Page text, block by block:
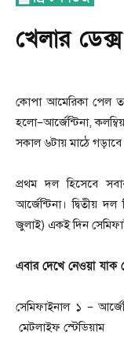
খেলার
কোপা আমেরিকা পেল
হলো–আর্জেন্টিনা,
সকাল ৬টায় মাঠে গড়াবে
প্রথম দল হিসেবে
আর্জেন্টিনা। দ্বিতীয়
জুলাই) একই দিন
এবার দেখে নেওয়া যাক
সেমিফাইনাল ১ –
মেটলাইফ স্টেডিয়াম